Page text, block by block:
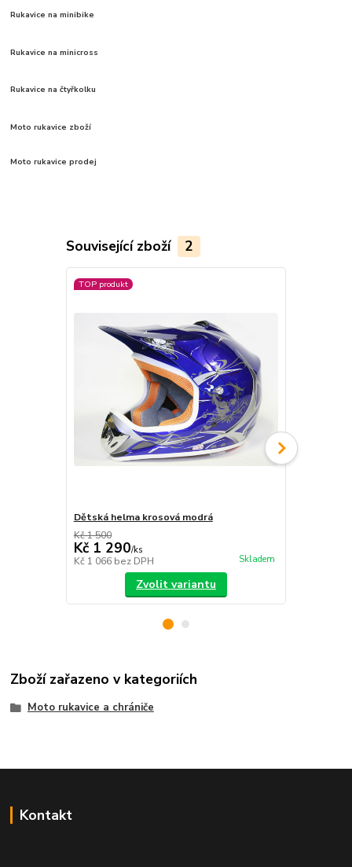
Rukavice na minibike
Rukavice na minicross
Rukavice na čtyřkolku
Moto rukavice zboží
Moto rukavice prodej
Související zboží 2
TOP produkt
Dětská helma krosová modrá
Kč 1 500
Kč 1 290/ks
Kč 1 066 bez DPH Skladem
Zvolit variantu
Zboží zařazeno v kategoriích
Moto rukavice a chrániče
Kontakt